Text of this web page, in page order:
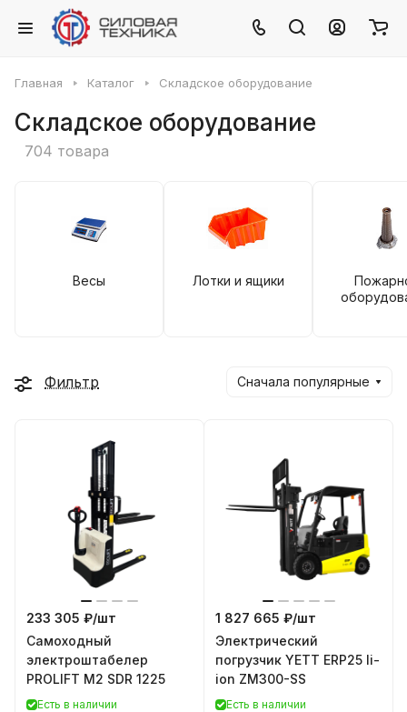
Главная Каталог Складское оборудование
Складское оборудование
704 товара
Весы Лотки и ящики
Фильтр Сначала популярные
233 305 ₽/шт
Самоходный
электроштабелер
PROLIFT M2 SDR 1225
Есть в наличии
1 827 665 ₽/шт
Электрический
погрузчик YETT ERP25 li-
ion ZM300-SS
Есть в наличии